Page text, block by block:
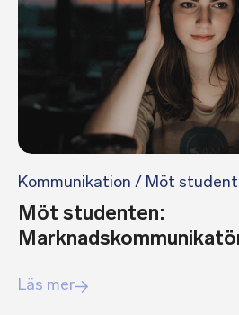
Kommunikation / Möt
Möt studenten:
Läs mer